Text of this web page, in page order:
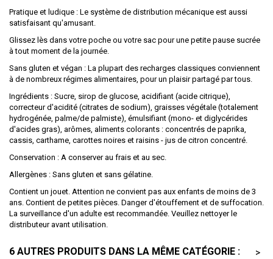
Pratique et ludique : Le système de distribution mécanique est aussi
satisfaisant qu'amusant.
Glissez lès dans votre poche ou votre sac pour une petite pause sucrée
à tout moment de la journée.
Sans gluten et végan : La plupart des recharges classiques conviennent
à de nombreux régimes alimentaires, pour un plaisir partagé par tous.
Ingrédients : Sucre, sirop de glucose, acidifiant (acide citrique),
correcteur d'acidité (citrates de sodium), graisses végétale (totalement
hydrogénée, palme/de palmiste), émulsifiant (mono- et diglycérides
d'acides gras), arômes, aliments colorants : concentrés de paprika,
cassis, carthame, carottes noires et raisins - jus de citron concentré.
Conservation : A conserver au frais et au sec.
Allergènes : Sans gluten et sans gélatine.
Contient un jouet. Attention ne convient pas aux enfants de moins de 3
ans. Contient de petites pièces. Danger d'étouffement et de suffocation.
La surveillance d'un adulte est recommandée. Veuillez nettoyer le
distributeur avant utilisation.
6 AUTRES PRODUITS DANS LA MÊME CATÉGORIE :
>